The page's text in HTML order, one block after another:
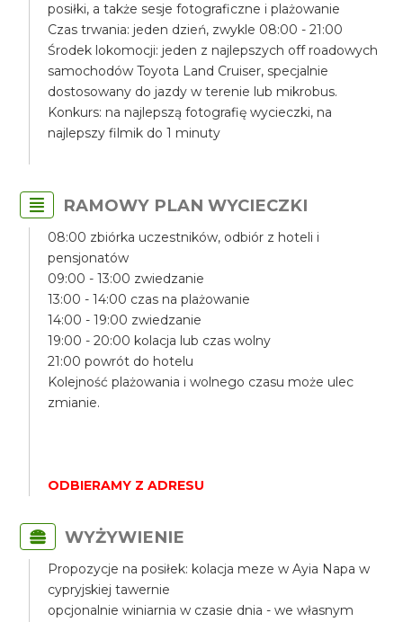
posiłki, a także sesje fotograficzne i plażowanie
Czas trwania: jeden dzień, zwykle 08:00 - 21:00
Środek lokomocji: jeden z najlepszych off roadowych
samochodów Toyota Land Cruiser, specjalnie
dostosowany do jazdy w terenie lub mikrobus.
Konkurs: na najlepszą fotografię wycieczki, na
najlepszy filmik do 1 minuty
RAMOWY PLAN WYCIECZKI
08:00 zbiórka uczestników, odbiór z hoteli i
pensjonatów
09:00 - 13:00 zwiedzanie
13:00 - 14:00 czas na plażowanie
14:00 - 19:00 zwiedzanie
19:00 - 20:00 kolacja lub czas wolny
21:00 powrót do hotelu
Kolejność plażowania i wolnego czasu może ulec
zmianie.
ODBIERAMY Z ADRESU
WYŻYWIENIE
Propozycje na posiłek: kolacja meze w Ayia Napa w
cypryjskiej tawernie
opcjonalnie winiarnia w czasie dnia - we własnym